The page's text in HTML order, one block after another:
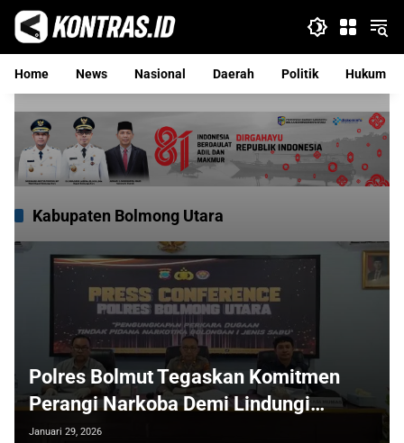
Langsung
konten
Home
News Nasional Daerah Politik Hukum
Kabupaten Bolmong Utara
Polres Bolmut Tegaskan Komitmen
Perangi Narkoba Demi Lindungi
Generasi Muda
Januari 29, 2026